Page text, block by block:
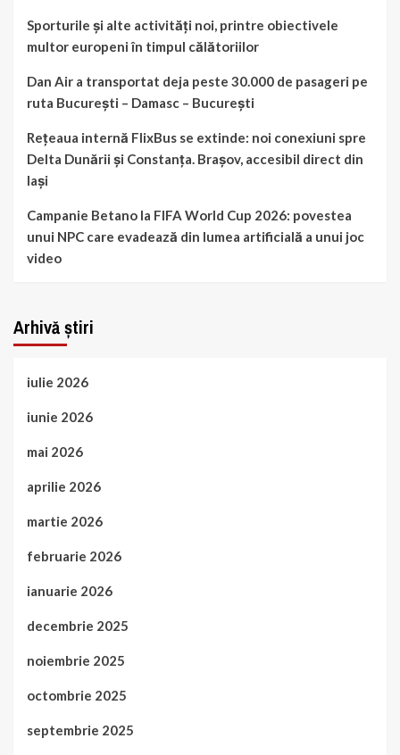
Sporturile și alte activități noi, printre obiectivele
multor europeni în timpul călătoriilor
Dan Air a transportat deja peste 30.000 de pasageri pe
ruta București – Damasc – București
Rețeaua internă FlixBus se extinde: noi conexiuni spre
Delta Dunării și Constanța. Brașov, accesibil direct din
Iași
Campanie Betano la FIFA World Cup 2026: povestea
unui NPC care evadează din lumea artificială a unui joc
video
Arhivă știri
iulie 2026
iunie 2026
mai 2026
aprilie 2026
martie 2026
februarie 2026
ianuarie 2026
decembrie 2025
noiembrie 2025
octombrie 2025
septembrie 2025